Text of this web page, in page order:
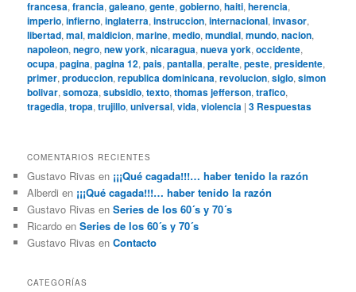
francesa,francia,galeano,gente,gobierno,haiti,herencia,
imperio,infierno,inglaterra,instruccion,internacional,invasor,
libertad,mal,maldicion,marine,medio,mundial,mundo,nacion,
napoleon,negro,new york,nicaragua,nueva york,occidente,
ocupa,pagina,pagina 12,pais,pantalla,peralte,peste,presidente,
primer,produccion,republica dominicana,revolucion,siglo,simon
bolivar,somoza,subsidio,texto,thomas jefferson,trafico,
tragedia,tropa,trujillo,universal,vida,violencia |3 Respuestas
COMENTARIOS RECIENTES
Gustavo Rivas en ¡¡¡Qué cagada!!!… haber tenido la razón
Alberdi en ¡¡¡Qué cagada!!!… haber tenido la razón
Gustavo Rivas enSeries de los 60´s y 70´s
Ricardo enSeries de los 60´s y 70´s
Gustavo Rivas enContacto
CATEGORÍAS